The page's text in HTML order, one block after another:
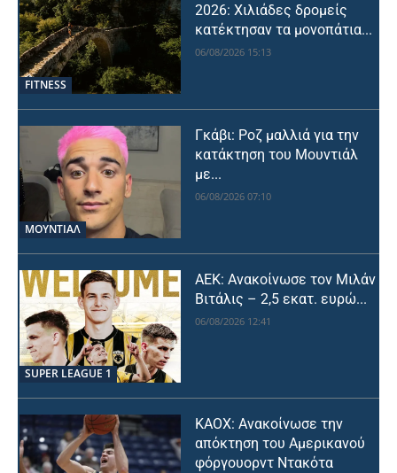
FITNESS
2026: Χιλιάδες δρομείς
κατέκτησαν τα μονοπάτια...
06/08/2026 15:13
ΜΟΥΝΤΙΆΛ
Γκάβι: Ροζ μαλλιά για την
κατάκτηση του Μουντιάλ
με...
06/08/2026 07:10
SUPER LEAGUE 1
ΑΕΚ: Ανακοίνωσε τον Μιλάν
Βιτάλις – 2,5 εκατ. ευρώ...
06/08/2026 12:41
ΚΑΟΧ: Ανακοίνωσε την
απόκτηση του Αμερικανού
φόργουορντ Ντακότα